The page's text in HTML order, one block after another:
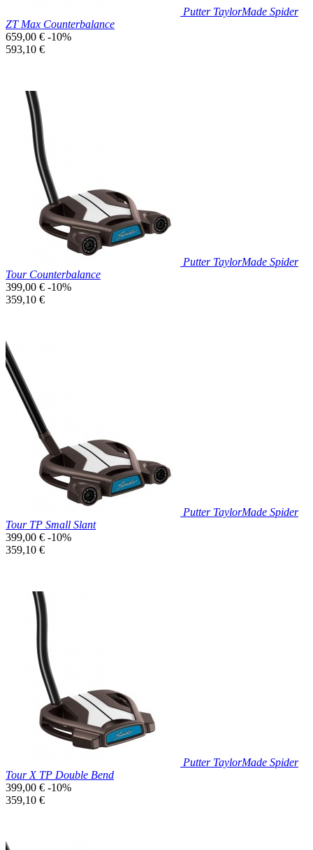
Putter TaylorMade Spider
ZT Max Counterbalance
Prix
de
659,00 € -10%
Prix
593,10 €
Prix réduit
Aperçu rapide
Putter TaylorMade Spider
Tour Counterbalance
Prix
de
399,00 € -10%
Prix
359,10 €
Aperçu rapide
Putter TaylorMade Spider
Tour TP Small Slant
Prix
de
399,00 € -10%
Prix
359,10 €
Prix réduit
Aperçu rapide
Putter TaylorMade Spider
Tour X TP Double Bend
Prix
de
399,00 € -10%
Prix
359,10 €